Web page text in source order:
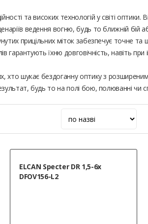
та високих технологій у світі оптики.
ведення вогню, будь то ближній бій
прицільних міток забезпечує точне
гарантують їхню довговічність, навіть
хто шукає бездоганну оптику з
будь то на полі бою, полюванні чи
ELCAN Specter DR 1,5-6x
DFOV156-L2